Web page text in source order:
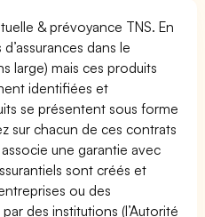
& prévoyance TNS. En
dans le
large) mais ces produits
identifiées et
se présentent sous forme
sur chacun de ces contrats
associe une garantie avec
sont créés et
ou des
des institutions (l’Autorité